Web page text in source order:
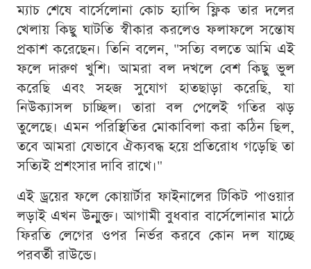
ম্যাচ শেষে বার্সেলোনা কোচ হ্যান্সি ফ্লিক তার দলের
খেলায় কিছু ঘাটতি স্বীকার করলেও ফলাফলে সন্তোষ
প্রকাশ করেছেন। তিনি বলেন, "সত্যি বলতে আমি এই
ফলে দারুণ খুশি। আমরা বল দখলে বেশ কিছু ভুল
করেছি এবং সহজ সুযোগ হাতছাড়া করেছি, যা
নিউক্যাসল চাচ্ছিল। তারা বল পেলেই গতির ঝড়
তুলেছে। এমন পরিস্থিতির মোকাবিলা করা কঠিন ছিল,
তবে আমরা যেভাবে ঐক্যবদ্ধ হয়ে প্রতিরোধ গড়েছি তা
সত্যিই প্রশংসার দাবি রাখে।"
এই ড্রয়ের ফলে কোয়ার্টার ফাইনালের টিকিট পাওয়ার
লড়াই এখন উন্মুক্ত। আগামী বুধবার বার্সেলোনার মাঠে
ফিরতি লেগের ওপর নির্ভর করবে কোন দল যাচ্ছে
পরবর্তী রাউন্ডে।